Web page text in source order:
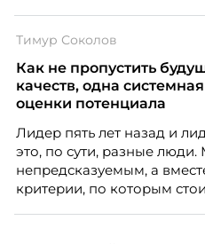
значит – сокращает
Тимур Соколов
Как не пропустить
качеств, одна
оценки потенциала
Лидер пять лет назад и
это, по сути, разные люди.
непредсказуемым, а
критерии, по которым